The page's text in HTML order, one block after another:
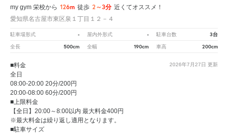
my gym 栄校から 126m 徒歩 2～3分 近くてオススメ！
愛知県名古屋市東区泉１丁目１２－４
駐車場形式 - 屋内外形式 - 駐車台数 3台
全長 500cm 全幅 190cm 車高 200cm
2026年7月27日 更新
■料金
全日
08:00-20:00 20分/200円
20:00-08:00 60分/200円
■上限料金
【全日】20:00～8:00以内 最大料金400円
※最大料金は繰り返し適用となります。
■駐車サイズ